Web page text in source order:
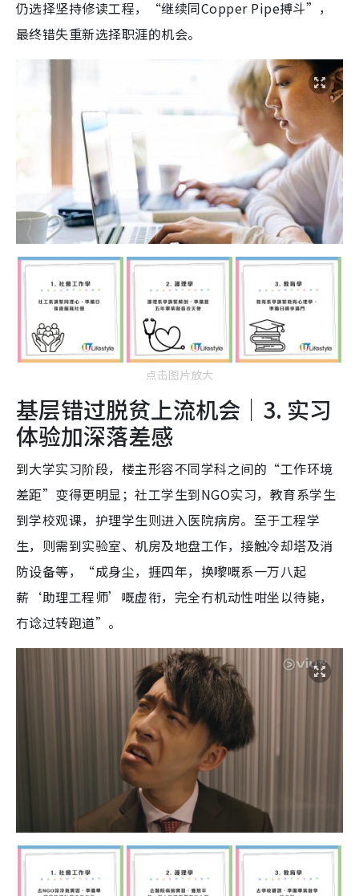
仍选择坚持修读工程，“继续同Copper Pipe搏斗”，
最终错失重新选择职涯的机会。
点击图片放大
基层错过脱贫上流机会｜3. 实习
体验加深落差感
到大学实习阶段，楼主形容不同学科之间的“工作环境
差距”变得更明显；社工学生到NGO实习，教育系学生
到学校观课，护理学生则进入医院病房。至于工程学
生，则需到实验室、机房及地盘工作，接触冷却塔及消
防设备等，“成身尘，捱四年，换嚟嘅系一万八起
薪‘助理工程师’嘅虚衔，完全冇机动性咁坐以待毙，
冇谂过转跑道”。